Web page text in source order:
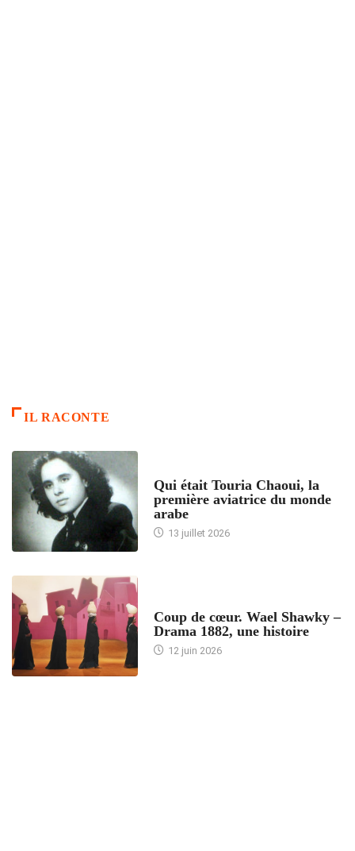
IL RACONTE
Qui était Touria Chaoui, la
première aviatrice du monde
arabe
13 juillet 2026
Coup de cœur. Wael Shawky –
Drama 1882, une histoire
12 juin 2026